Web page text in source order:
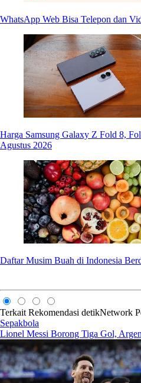
WhatsApp Web Bisa Telepon dan
Harga Samsung Galaxy Z Fold 8,
Agustus 2026
Daftar Musim Buah di Indonesia
Terkait Rekomendasi detikNetwork
Sepakbola
Lionel Messi Borong Tiga Gol,